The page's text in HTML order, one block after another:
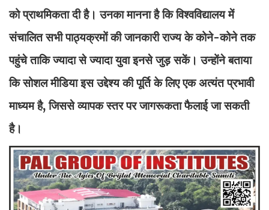
को प्राथमिकता दी है। उनका मानना है कि विश्वविद्यालय में
संचालित सभी पाठ्यक्रमों की जानकारी राज्य के कोने-कोने तक
पहुंचे ताकि ज्यादा से ज्यादा युवा इनसे जुड़ सकें। उन्होंने बताया
कि सोशल मीडिया इस उद्देश्य की पूर्ति के लिए एक अत्यंत प्रभावी
माध्यम है, जिससे व्यापक स्तर पर जागरूकता फैलाई जा सकती
है।